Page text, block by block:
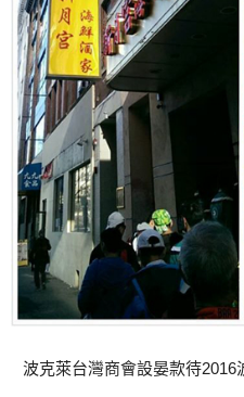
波克萊台灣商會設晏款待